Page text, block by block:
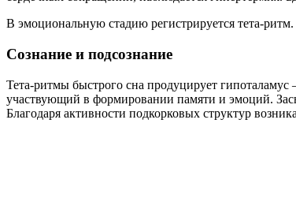
В эмоциональную стадию регистрируется тета-
Сознание и подсознание
Тета-ритмы быстрого сна продуцирует
участвующий в формировании памяти и эмоций.
Благодаря активности подкорковых структур